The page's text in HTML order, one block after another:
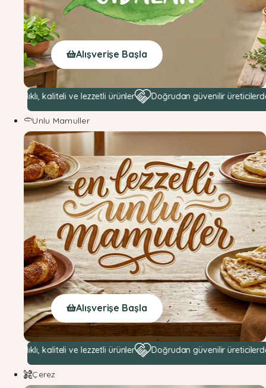
Alışverişe Başla
ve lezzetli ürünler Doğrudan güvenilir üreticilerden
Unlu Mamuller
Alışverişe Başla
ve lezzetli ürünler Doğrudan güvenilir üreticilerden
Çerez